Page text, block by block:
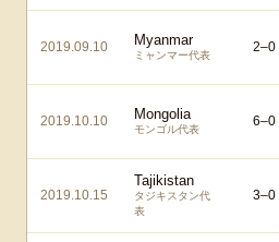
2019.09.10 Myanmar
ミャンマー代表
2–0
2019.10.10 Mongolia
モンゴル代表
6–0
2019.10.15
Tajikistan
タジキスタン代
表
3–0